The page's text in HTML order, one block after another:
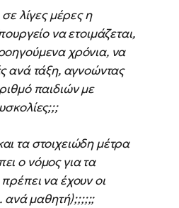
λίγες μέρες η
να ετοιμάζεται,
χρόνια, να
ανά τάξη, αγνοώντας
παιδιών με
τα στοιχειώδη μέτρα
ο νόμος για τα
να έχουν οι
ανά μαθητή);;;;;;